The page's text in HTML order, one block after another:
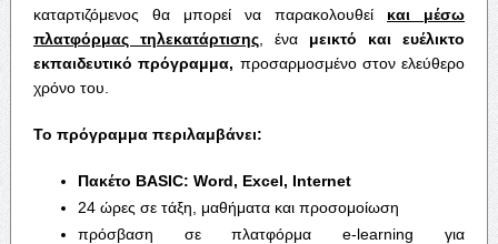
καταρτιζόμενος θα μπορεί να παρακολουθεί και μέσω
πλατφόρμας τηλεκατάρτισης, ένα μεικτό και ευέλικτο
εκπαιδευτικόπρόγραμμα, προσαρμοσμένο στον ελεύθερο
χρόνο του.
Το πρόγραμμα περιλαμβάνει:
Πακέτο BASIC: Word, Excel, Internet
24 ώρες σε τάξη, μαθήματα και προσομοίωση
πρόσβαση σε πλατφόρμα e-learning για